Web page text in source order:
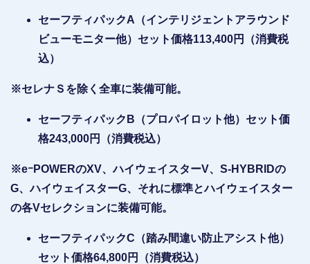
セーフティパックA（インテリジェントアラウンド
ビューモニター他）セット価格113,400円（消費税
込）
※セレナＳを除く全車に装備可能。
セーフティパックB（プロパイロット他）セット価
格243,000円（消費税込）
※eｰPOWERのXV、ハイウェイスターV、S-HYBRIDの
G、ハイウェイスターG、それに標準とハイウェイスター
の各Vセレクションに装備可能。
セーフティパックC（踏み間違い防止アシスト他）
セット価格64,800円（消費税込）